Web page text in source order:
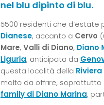
nel blu dipinto di blu.
5500 residenti che d’estate
Dianese, accanto a Cervo
Mare, Valli di Diano, Diano
Liguria, anticipata da
questa località della
molto da offrire, soprattutto
family di Diano Marina,